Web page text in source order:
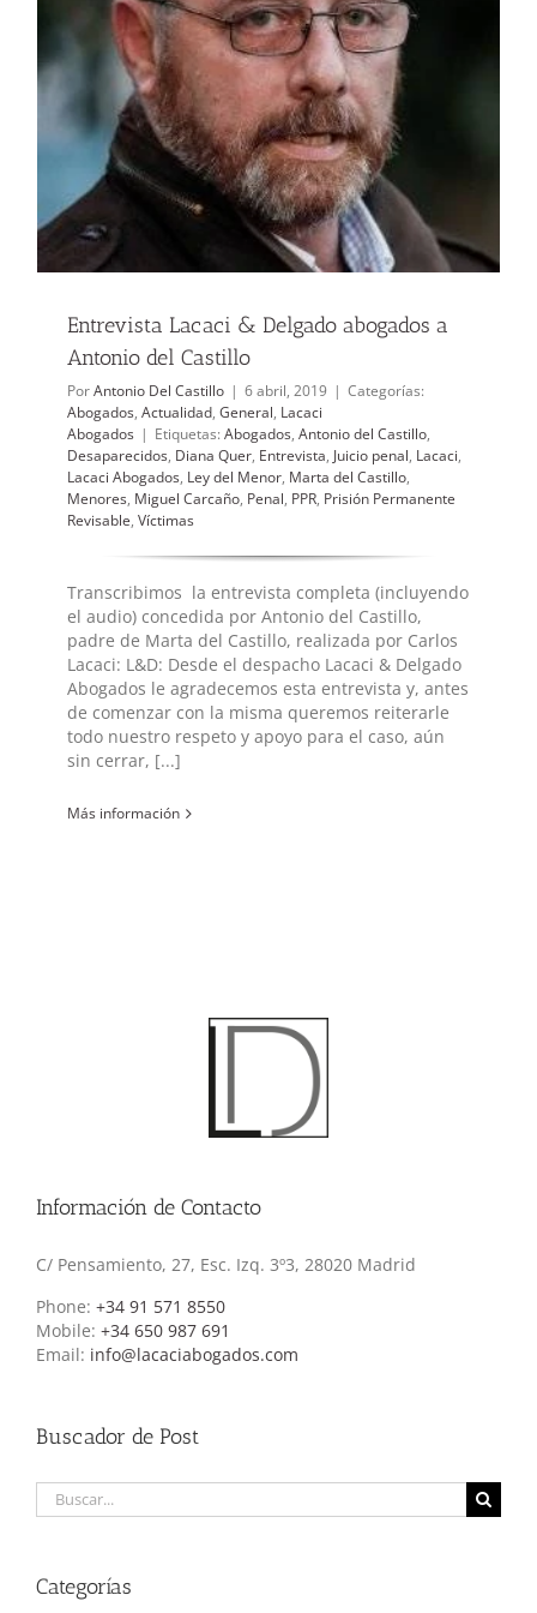
Entrevista Lacaci & Delgado abogados a
Antonio del Castillo
PorAntonio Del Castillo | 6 abril, 2019 | Categorías:
Abogados, Actualidad, General, Lacaci
Abogados | Etiquetas: Abogados, Antonio del Castillo,
Desaparecidos, Diana Quer, Entrevista, Juicio penal, Lacaci,
Lacaci Abogados, Ley del Menor, Marta del Castillo,
Menores, Miguel Carcaño, Penal, PPR, Prisión Permanente
Revisable, Víctimas
Transcribimos la entrevista completa (incluyendo
el audio) concedida por Antonio del Castillo,
padre de Marta del Castillo, realizada por Carlos
Lacaci: L&D: Desde el despacho Lacaci & Delgado
Abogados le agradecemos esta entrevista y, antes
de comenzar con la misma queremos reiterarle
todo nuestro respeto y apoyo para el caso, aún
sin cerrar, [...]
Más información
Información de Contacto
C/ Pensamiento, 27, Esc. Izq. 3º3, 28020 Madrid
Phone: +34 91 571 8550
Mobile: +34 650 987 691
Email: info@lacaciabogados.com
Buscador de Post
Buscar:
Categorías